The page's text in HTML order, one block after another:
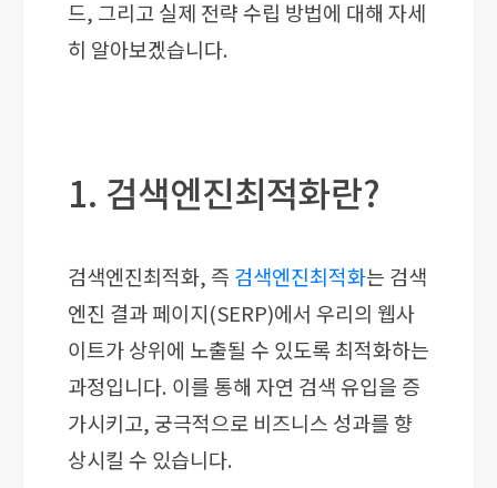
드, 그리고 실제 전략 수립 방법에 대해 자세
히 알아보겠습니다.
1. 검색엔진최적화란?
검색엔진최적화, 즉 검색엔진최적화는 검색
엔진 결과 페이지(SERP)에서 우리의 웹사
이트가 상위에 노출될 수 있도록 최적화하는
과정입니다. 이를 통해 자연 검색 유입을 증
가시키고, 궁극적으로 비즈니스 성과를 향
상시킬 수 있습니다.